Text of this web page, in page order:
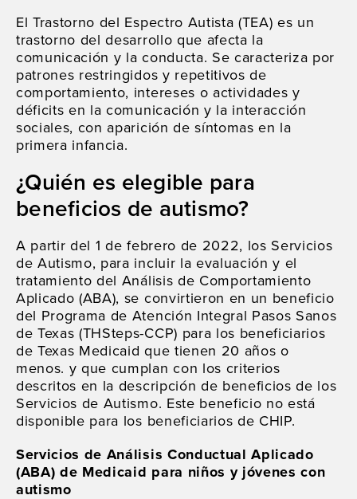
El Trastorno del Espectro Autista (TEA) es un
trastorno del desarrollo que afecta la
comunicación y la conducta. Se caracteriza por
patrones restringidos y repetitivos de
comportamiento, intereses o actividades y
déficits en la comunicación y la interacción
sociales, con aparición de síntomas en la
primera infancia.
¿Quién es elegible para
beneficios de autismo?
A partir del 1 de febrero de 2022, los Servicios
de Autismo, para incluir la evaluación y el
tratamiento del Análisis de Comportamiento
Aplicado (ABA), se convirtieron en un beneficio
del Programa de Atención Integral Pasos Sanos
de Texas (THSteps-CCP) para los beneficiarios
de Texas Medicaid que tienen 20 años o
menos. y que cumplan con los criterios
descritos en la descripción de beneficios de los
Servicios de Autismo. Este beneficio no está
disponible para los beneficiarios de CHIP.
Servicios de Análisis Conductual Aplicado
(ABA) de Medicaid para niños y jóvenes con
autismo